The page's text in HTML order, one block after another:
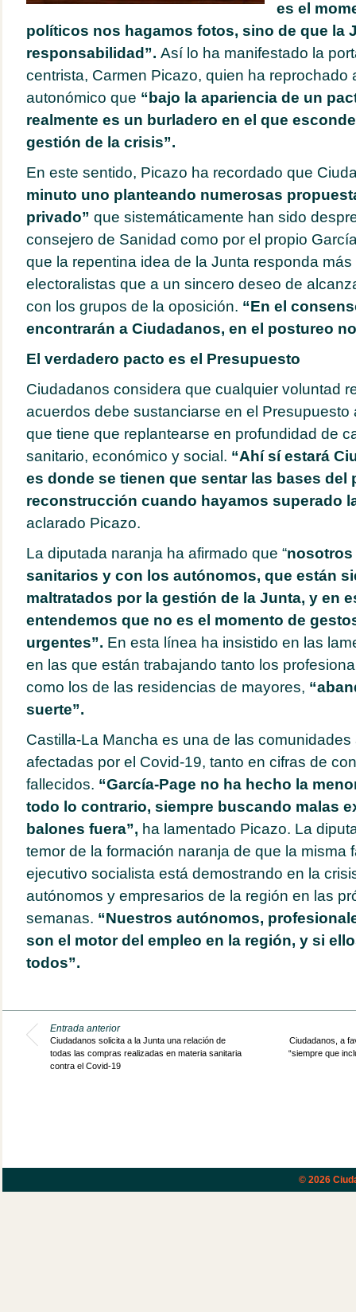
es el
políticos nos hagamos fotos, sino de que la
responsabilidad”. Así lo ha manifestado la
centrista, Carmen Picazo, quien ha reprochado
autonómico que “bajo la apariencia de un
realmente es un burladero en el que
gestión de la crisis”.
En este sentido, Picazo ha recordado que
minuto uno planteando numerosas
privado” que sistemáticamente han sido
consejero de Sanidad como por el propio
que la repentina idea de la Junta responda
electoralistas que a un sincero deseo de
con los grupos de la oposición. “En el
encontrarán a Ciudadanos, en el postureo
El verdadero pacto es el Presupuesto
Ciudadanos considera que cualquier voluntad
acuerdos debe sustanciarse en el Presupuesto
que tiene que replantearse en profundidad de
sanitario, económico y social. “Ahí sí estará
es donde se tienen que sentar las bases del
reconstrucción cuando hayamos superado
aclarado Picazo.
La diputada naranja ha afirmado que “nosotros
sanitarios y con los autónomos, que están
maltratados por la gestión de la Junta, y en
entendemos que no es el momento de
urgentes”. En esta línea ha insistido en las
en las que están trabajando tanto los
como los de las residencias de mayores,
suerte”.
Castilla-La Mancha es una de las
afectadas por el Covid-19, tanto en cifras de
fallecidos. “García-Page no ha hecho la
todo lo contrario, siempre buscando malas
balones fuera”, ha lamentado Picazo. La
temor de la formación naranja de que la misma
ejecutivo socialista está demostrando en la
autónomos y empresarios de la región en las
semanas. “Nuestros autónomos,
son el motor del empleo en la región, y si
todos”.
Entrada anterior
Ciudadanos solicita a la Junta una relación de
todas las compras realizadas en materia sanitaria
contra el Covid-19
Ciudadanos, a
“siempre que
© 2026